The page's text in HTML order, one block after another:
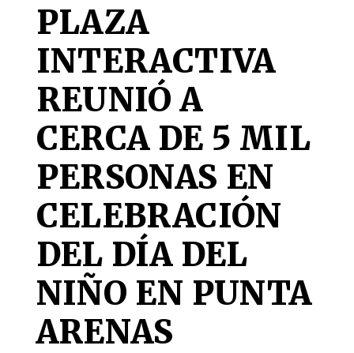
PLAZA
INTERACTIVA
REUNIÓ A
CERCA DE 5 MIL
PERSONAS EN
CELEBRACIÓN
DEL DÍA DEL
NIÑO EN PUNTA
ARENAS